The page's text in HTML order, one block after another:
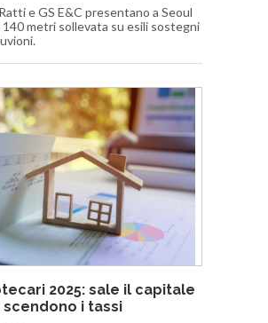
e GS E&C presentano a Seoul
metri sollevata su esili sostegni
2025: sale il capitale
i tassi